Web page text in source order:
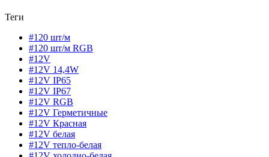
Теги
#120 шт/м
#120 шт/м RGB
#12V
#12V 14,4W
#12V IP65
#12V IP67
#12V RGB
#12V Герметичные
#12V Красная
#12V белая
#12V тепло-белая